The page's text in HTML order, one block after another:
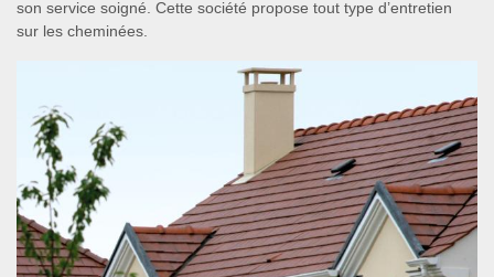
son service soigné. Cette société propose tout type d’entretien
sur les cheminées.